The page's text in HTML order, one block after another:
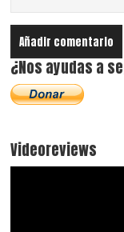
¿Nos ayudas a
Videoreviews